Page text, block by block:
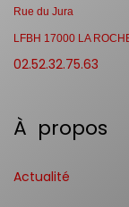
Rue du Jura
LFBH 17000 LA
02.52.32.75.63
À propos
Actualité